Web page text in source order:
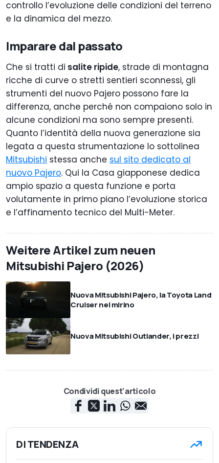
controllo l’evoluzione delle condizioni del terreno
e la dinamica del mezzo.
Imparare dal passato
Che si tratti di salite ripide, strade di montagna
ricche di curve o stretti sentieri sconnessi, gli
strumenti del nuovo Pajero possono fare la
differenza, anche perché non compaiono solo in
alcune condizioni ma sono sempre presenti.
Quanto l’identità della nuova generazione sia
legata a questa strumentazione lo sottolinea
Mitsubishi stessa anche sul sito dedicato al
nuovo Pajero. Qui la Casa giapponese dedica
ampio spazio a questa funzione e porta
volutamente in primo piano l’evoluzione storica
e l’affinamento tecnico del Multi-Meter.
Weitere Artikel zum neuen
Mitsubishi Pajero (2026)
Nuova Mitsubishi Pajero, la Toyota Land
Cruiser nel mirino
Nuova Mitsubishi Outlander, i prezzi
Condividi quest'articolo
DI TENDENZA